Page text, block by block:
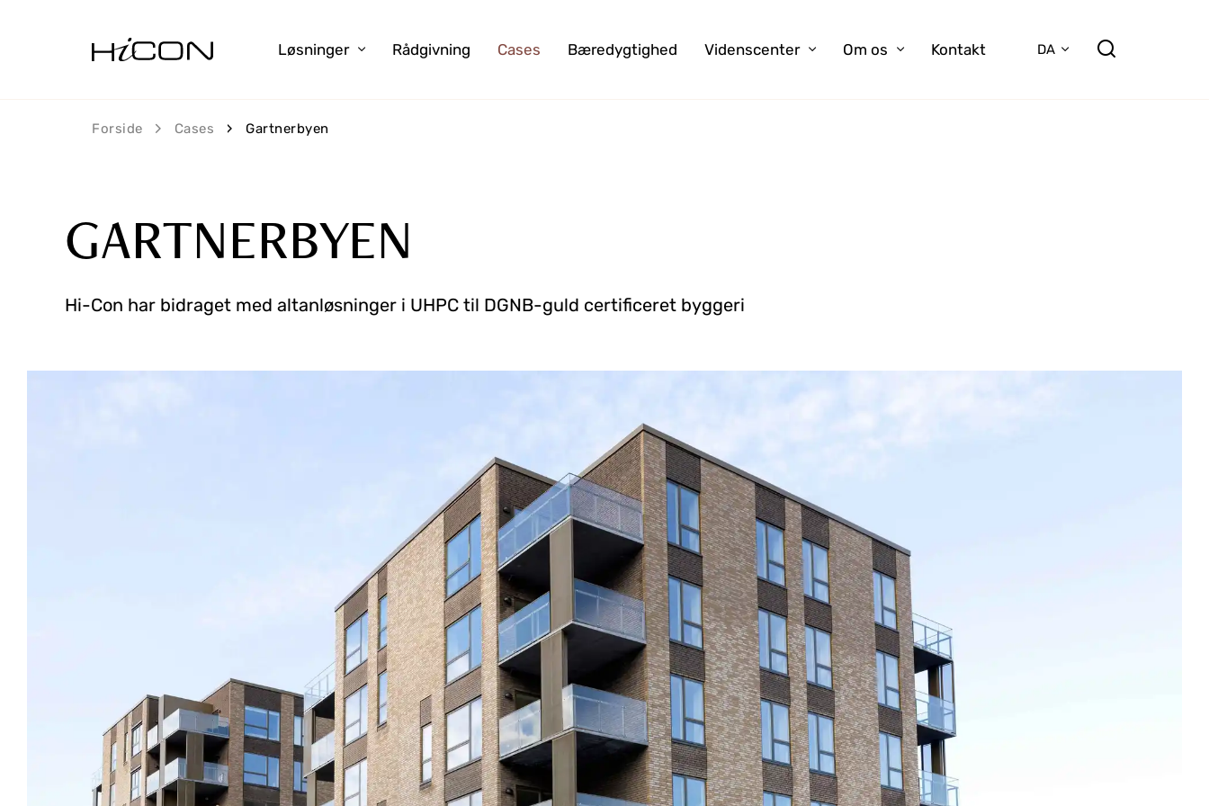
Løsninger Rådgivning Cases Bæredygtighed Videnscenter Om os Kontakt DA
Forside Cases Gartnerbyen
GARTNERBYEN
Hi-Con har bidraget med altanløsninger i UHPC til DGNB-guld certificeret byggeri